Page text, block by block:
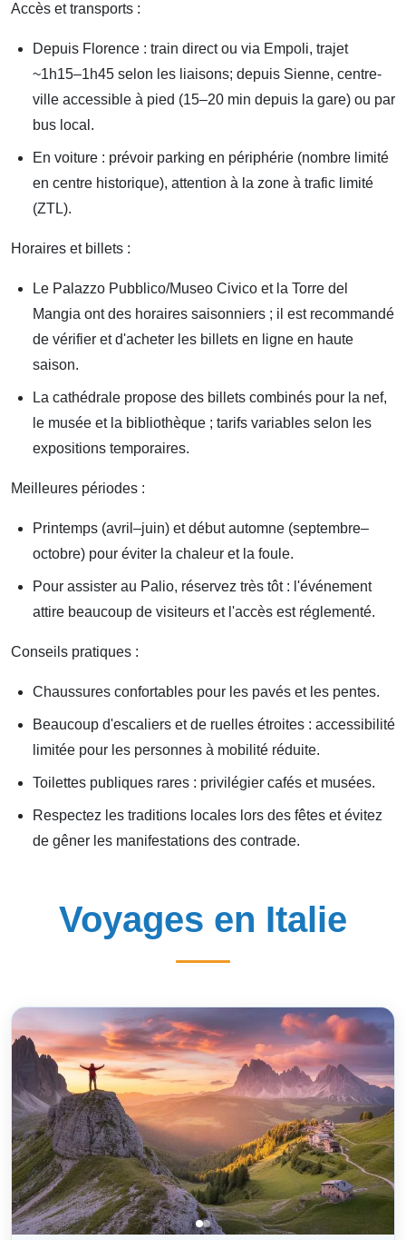
Accès et transports :
Depuis Florence : train direct ou via Empoli, trajet
~1h15–1h45 selon les liaisons; depuis Sienne, centre-
ville accessible à pied (15–20 min depuis la gare) ou par
bus local.
En voiture : prévoir parking en périphérie (nombre limité
en centre historique), attention à la zone à trafic limité
(ZTL).
Horaires et billets :
Le Palazzo Pubblico/Museo Civico et la Torre del
Mangia ont des horaires saisonniers ; il est recommandé
de vérifier et d'acheter les billets en ligne en haute
saison.
La cathédrale propose des billets combinés pour la nef,
le musée et la bibliothèque ; tarifs variables selon les
expositions temporaires.
Meilleures périodes :
Printemps (avril–juin) et début automne (septembre–
octobre) pour éviter la chaleur et la foule.
Pour assister au Palio, réservez très tôt : l'événement
attire beaucoup de visiteurs et l'accès est réglementé.
Conseils pratiques :
Chaussures confortables pour les pavés et les pentes.
Beaucoup d'escaliers et de ruelles étroites : accessibilité
limitée pour les personnes à mobilité réduite.
Toilettes publiques rares : privilégier cafés et musées.
Respectez les traditions locales lors des fêtes et évitez
de gêner les manifestations des contrade.
Voyages en Italie